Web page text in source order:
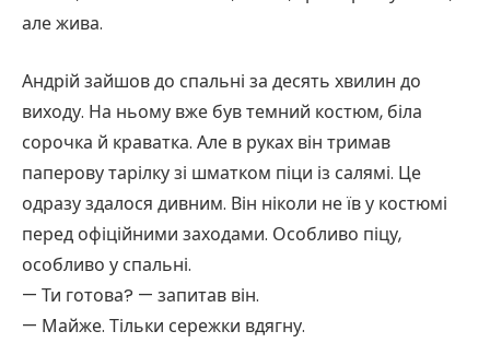
але жива.
Андрій зайшов до спальні за десять хвилин до
виходу. На ньому вже був темний костюм, біла
сорочка й краватка. Але в руках він тримав
паперову тарілку зі шматком піци із салямі. Це
одразу здалося дивним. Він ніколи не їв у костюмі
перед офіційними заходами. Особливо піцу,
особливо у спальні.
— Ти готова? — запитав він.
— Майже. Тільки сережки вдягну.